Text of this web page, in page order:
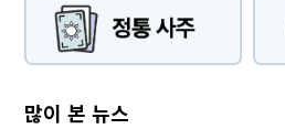
많이 본 뉴스